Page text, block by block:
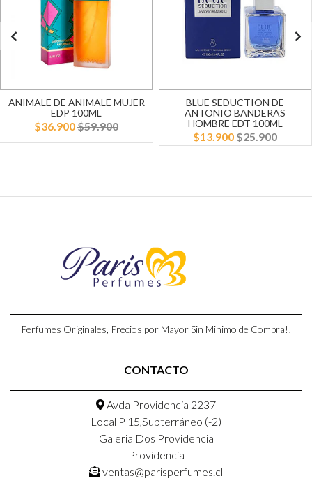
ANIMALE DE ANIMALE MUJER
EDP 100ML
$36.900$59.900
BLUE SEDUCTION DE
ANTONIO BANDERAS
HOMBRE EDT 100ML
$13.900$25.900
Perfumes Originales, Precios por Mayor Sin Minimo de Compra!!
CONTACTO
Avda Providencia 2237
Local P 15,Subterráneo (-2)
Galeria Dos Providencia
Providencia
ventas@parisperfumes.cl